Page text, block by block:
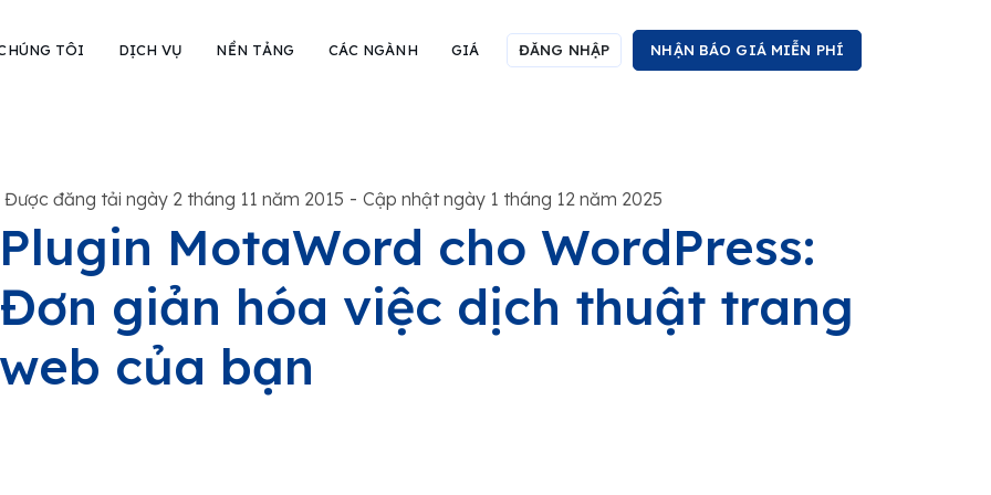
TÔI DỊCH VỤ NỀN TẢNG CÁC NGÀNH GIÁ ĐĂNG NHẬP NHẬN BÁO GIÁ MIỄN PHÍ
Được đăng tải ngày 2 tháng 11 năm 2015 - Cập nhật ngày 1 tháng 12 năm 2025
MotaWord cho WordPress:
giản hóa việc dịch thuật trang
của bạn